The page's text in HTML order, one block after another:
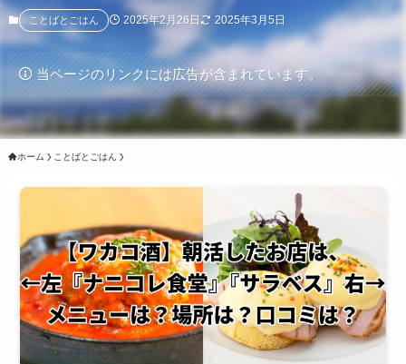
ことばとごはん 2025年2月26日 2025年3月5日
当ページのリンクには広告が含まれています。
ホーム ことばとごはん